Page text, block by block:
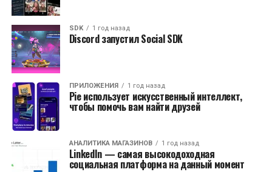
SDK 1 год назад
Discord запустил Social SDK
ПРИЛОЖЕНИЯ 1 год назад
Pie использует искусственный интеллект,
чтобы помочь вам найти друзей
АНАЛИТИКА МАГАЗИНОВ 1 год назад
LinkedIn — самая высокодоходная
социальная платформа на данный момент